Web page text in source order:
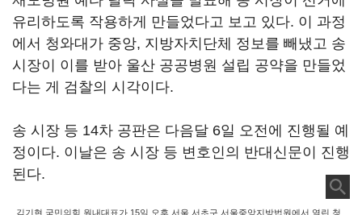
유리하도록 작용하게 만들었다고 보고 있다. 이 과정
에서 청와대가 중앙, 지방자치단체 정보를 빼냈고 송
시장이 이를 받아 울산 공공병원 설립 공약을 만들었
다는 게 검찰의 시각이다.
송 시장 등 14차 공판은 다음달 6일 오전에 진행될 예
정이다. 이날은 송 시장 등 변호인의 반대신문이 진행
된다.
김기현 국민의힘 원내대표가 15일 오후 서울 서초구 서울중앙지방법원에서 열린 청